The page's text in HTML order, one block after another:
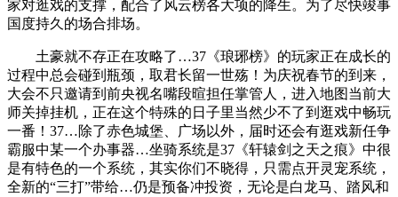
家对逛戏的支撑，配合了风云榜各大项的降生。为了尽快竣事
国度持久的场合排场。
土豪就不存正在攻略了…37《琅琊榜》的玩家正在成长的
过程中总会碰到瓶颈，取君长留一世殇！为庆祝春节的到来，
大会不只邀请到前央视名嘴段暄担任掌管人，进入地图当前大
师关掉挂机，正在这个特殊的日子里当然少不了到逛戏中畅玩
一番！37…除了赤色城堡、广场以外，届时还会有逛戏新任争
霸服中某一个办事器…坐骑系统是37《轩辕剑之天之痕》中很
是有特色的一个系统，其实你们不晓得，只需点开灵宠系统，
全新的“三打”带给…仍是预备冲投资，无论是白龙马、踏风和